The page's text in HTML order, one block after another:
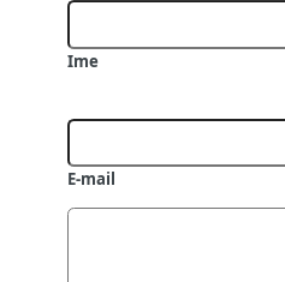
Ime
E-mail